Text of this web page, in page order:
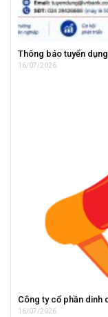
Thông báo tuyển
16/07/2026
Công ty cổ phần dinh
16/07/2026